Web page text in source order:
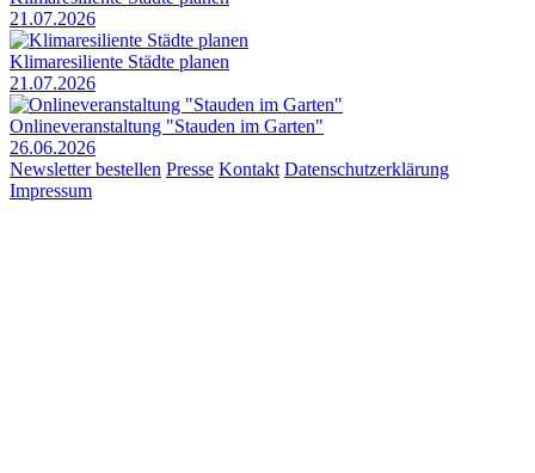
21.07.2026
Klimaresiliente Städte planen
21.07.2026
Onlineveranstaltung "Stauden im Garten"
26.06.2026
Newsletter bestellen Presse Kontakt Datenschutzerklärung
Impressum